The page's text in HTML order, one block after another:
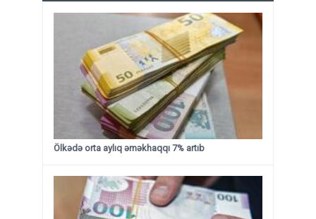
Ölkədə orta aylıq əməkhaqqı 7% artıb